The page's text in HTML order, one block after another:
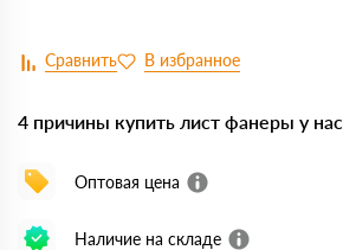
4 причины купить лист фанеры у нас
Оптовая цена
Наличие на складе